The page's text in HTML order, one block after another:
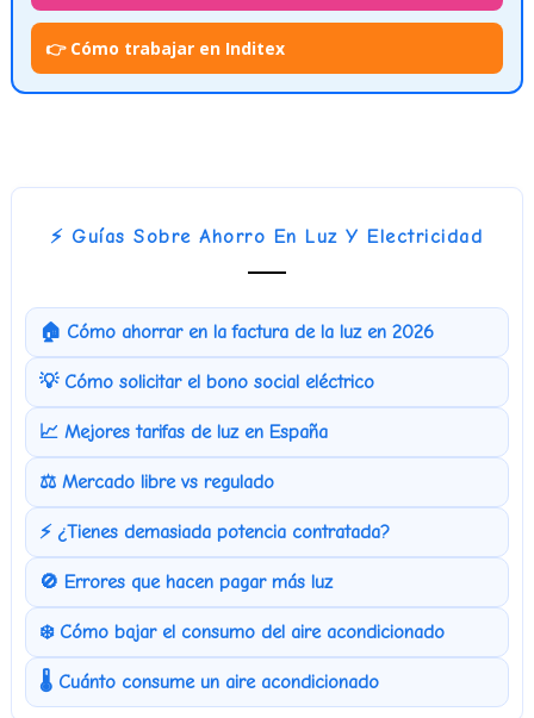
👉 Cómo trabajar en Inditex
⚡ Guías Sobre Ahorro En Luz Y Electricidad
🏠 Cómo ahorrar en la factura de la luz en 2026
💡 Cómo solicitar el bono social eléctrico
📈 Mejores tarifas de luz en España
⚖️ Mercado libre vs regulado
⚡ ¿Tienes demasiada potencia contratada?
🚫 Errores que hacen pagar más luz
❄️ Cómo bajar el consumo del aire acondicionado
🌡️ Cuánto consume un aire acondicionado